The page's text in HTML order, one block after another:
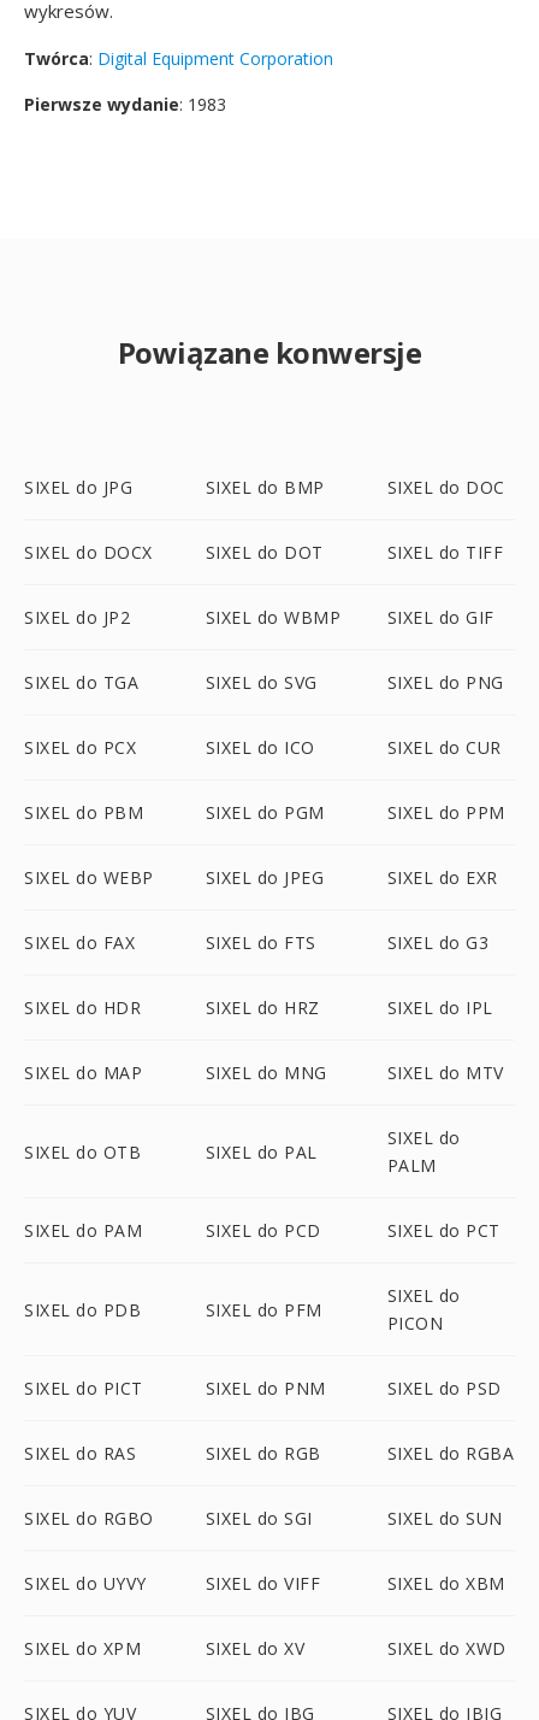
wykresów.
Twórca: Digital Equipment Corporation
Pierwsze wydanie: 1983
Powiązane konwersje
SIXEL do JPG SIXEL do BMP SIXEL do DOC
SIXEL do DOCX SIXEL do DOT SIXEL do TIFF
SIXEL do JP2 SIXEL do WBMP SIXEL do GIF
SIXEL do TGA SIXEL do SVG SIXEL do PNG
SIXEL do PCX SIXEL do ICO SIXEL do CUR
SIXEL do PBM SIXEL do PGM SIXEL do PPM
SIXEL do WEBP SIXEL do JPEG SIXEL do EXR
SIXEL do FAX SIXEL do FTS SIXEL do G3
SIXEL do HDR SIXEL do HRZ SIXEL do IPL
SIXEL do MAP SIXEL do MNG SIXEL do MTV
SIXEL do OTB SIXEL do PAL
SIXEL do
PALM
SIXEL do PAM SIXEL do PCD SIXEL do PCT
SIXEL do PDB SIXEL do PFM
SIXEL do
PICON
SIXEL do PICT SIXEL do PNM SIXEL do PSD
SIXEL do RAS SIXEL do RGB SIXEL do RGBA
SIXEL do RGBO SIXEL do SGI SIXEL do SUN
SIXEL do UYVY SIXEL do VIFF SIXEL do XBM
SIXEL do XPM SIXEL do XV SIXEL do XWD
SIXEL do YUV SIXEL do JBG SIXEL do JBIG